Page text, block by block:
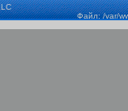
Файл: /var/